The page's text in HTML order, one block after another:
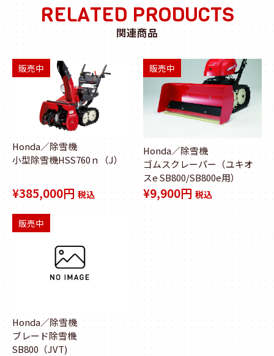
RELATED PRODUCTS
関連商品
Honda／除雪機
小型除雪機HSS760ｎ（J）
¥385,000円 税込
販売中
Honda／除雪機
ゴムスクレーパー（ユキオ
スe SB800/SB800e用）
¥9,900円 税込
販売中
Honda／除雪機
ブレード除雪機
SB800（JVT)
販売中